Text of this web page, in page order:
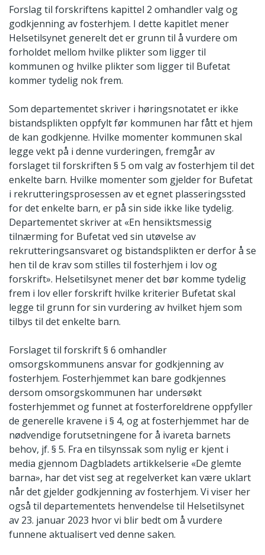
Forslag til forskriftens kapittel 2 omhandler valg og
godkjenning av fosterhjem. I dette kapitlet mener
Helsetilsynet generelt det er grunn til å vurdere om
forholdet mellom hvilke plikter som ligger til
kommunen og hvilke plikter som ligger til Bufetat
kommer tydelig nok frem.
Som departementet skriver i høringsnotatet er ikke
bistandsplikten oppfylt før kommunen har fått et hjem
de kan godkjenne. Hvilke momenter kommunen skal
legge vekt på i denne vurderingen, fremgår av
forslaget til forskriften § 5 om valg av fosterhjem til det
enkelte barn. Hvilke momenter som gjelder for Bufetat
i rekrutteringsprosessen av et egnet plasseringssted
for det enkelte barn, er på sin side ikke like tydelig.
Departementet skriver at «En hensiktsmessig
tilnærming for Bufetat ved sin utøvelse av
rekrutteringsansvaret og bistandsplikten er derfor å se
hen til de krav som stilles til fosterhjem i lov og
forskrift». Helsetilsynet mener det bør komme tydelig
frem i lov eller forskrift hvilke kriterier Bufetat skal
legge til grunn for sin vurdering av hvilket hjem som
tilbys til det enkelte barn.
Forslaget til forskrift § 6 omhandler
omsorgskommunens ansvar for godkjenning av
fosterhjem. Fosterhjemmet kan bare godkjennes
dersom omsorgskommunen har undersøkt
fosterhjemmet og funnet at fosterforeldrene oppfyller
de generelle kravene i § 4, og at fosterhjemmet har de
nødvendige forutsetningene for å ivareta barnets
behov, jf. § 5. Fra en tilsynssak som nylig er kjent i
media gjennom Dagbladets artikkelserie «De glemte
barna», har det vist seg at regelverket kan være uklart
når det gjelder godkjenning av fosterhjem. Vi viser her
også til departementets henvendelse til Helsetilsynet
av 23. januar 2023 hvor vi blir bedt om å vurdere
funnene aktualisert ved denne saken.